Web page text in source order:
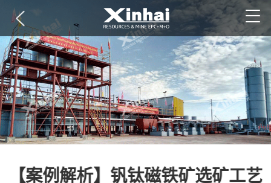
【案例解析】钒钛磁铁矿选矿工艺